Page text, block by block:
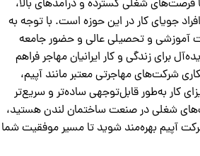
فرصت‌های شغلی گسترده و درآمدهای بالا،
جویای کار در این حوزه است. با توجه به
آموزشی و تحصیلی عالی و حضور جامعه
برای زندگی و کار ایرانیان مهاجر فراهم
شرکت‌های مهاجرتی معتبر مانند آپیم،
کار به‌طور قابل‌توجهی ساده‌تر و سریع‌تر
شغلی در صنعت ساختمان لندن هستید،
آپیم بهره‌مند شوید تا مسیر موفقیت شما